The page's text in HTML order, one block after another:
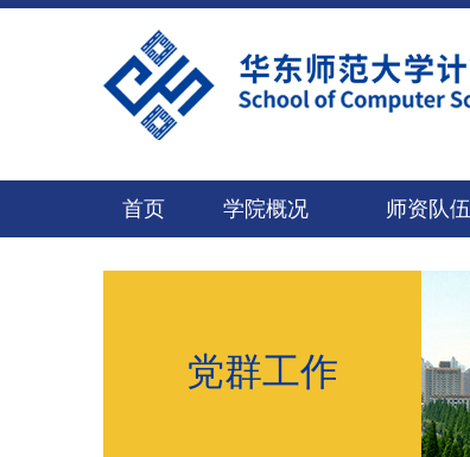
首页 学院概况 师资队伍
党群工作